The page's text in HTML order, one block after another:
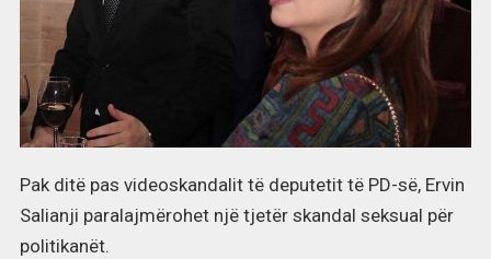
Pak ditë pas videoskandalit të deputetit të PD-së, Ervin
Salianji paralajmërohet një tjetër skandal seksual për
politikanët.